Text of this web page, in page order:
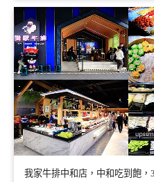
我家牛排中和店，中和吃到飽